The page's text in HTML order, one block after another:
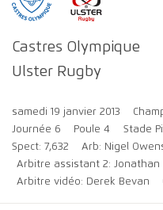
Castres Olympique
Ulster Rugby
samedi 19 janvier 2013
Journée 6
Poule 4
Stade
Spect: 7,632
Arb: Nigel
Arbitre assistant 2: Jonathan
Arbitre vidéo: Derek Bevan